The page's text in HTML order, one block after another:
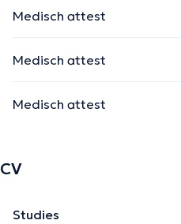
Medisch attest
Medisch attest
Medisch attest
CV
Studies